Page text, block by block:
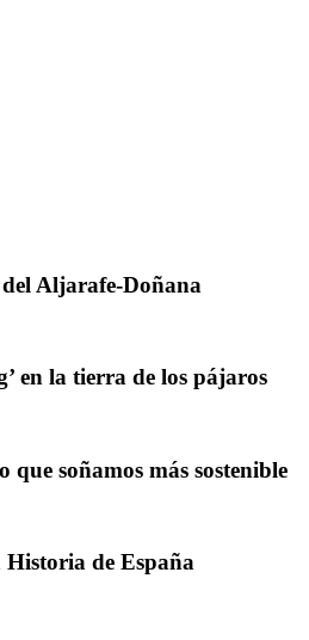
Aljarafe-Doñana
en la tierra de los pájaros
soñamos más sostenible
Historia de España